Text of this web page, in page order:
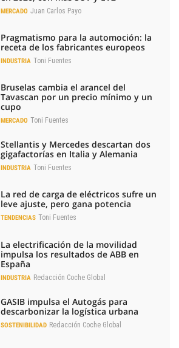
MERCADO Juan Carlos Payo
Pragmatismo para la automoción: la
receta de los fabricantes europeos
INDUSTRIA Toni Fuentes
Bruselas cambia el arancel del
Tavascan por un precio mínimo y un
cupo
MERCADO Toni Fuentes
Stellantis y Mercedes descartan dos
gigafactorías en Italia y Alemania
INDUSTRIA Toni Fuentes
La red de carga de eléctricos sufre un
leve ajuste, pero gana potencia
TENDENCIAS Toni Fuentes
La electrificación de la movilidad
impulsa los resultados de ABB en
España
INDUSTRIA Redacción Coche Global
GASIB impulsa el Autogás para
descarbonizar la logística urbana
SOSTENIBILIDAD Redacción Coche Global